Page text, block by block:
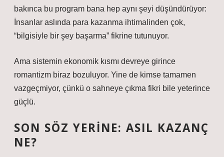
bakınca bu program bana hep aynı şeyi düşündürüyor:
İnsanlar aslında para kazanma ihtimalinden çok,
“bilgisiyle bir şey başarma” fikrine tutunuyor.
Ama sistemin ekonomik kısmı devreye girince
romantizm biraz bozuluyor. Yine de kimse tamamen
vazgeçmiyor, çünkü o sahneye çıkma fikri bile yeterince
güçlü.
SON SÖZ YERINE: ASIL KAZANÇ
NE?